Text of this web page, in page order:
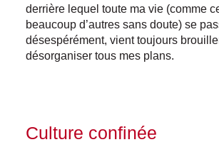
derrière lequel toute ma vie (comme
beaucoup d’autres sans doute) se
désespérément, vient toujours
désorganiser tous mes plans.
Culture confinée